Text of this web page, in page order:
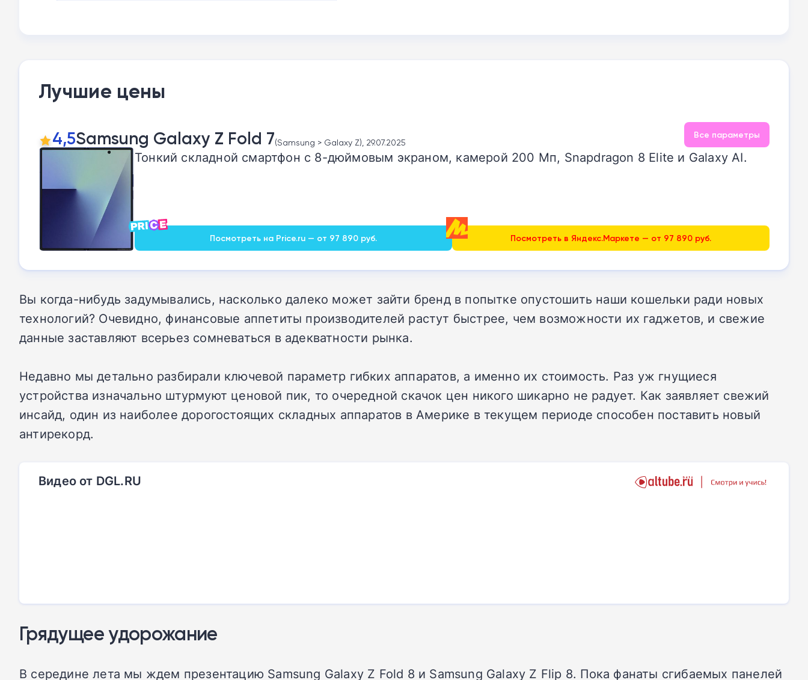
Лучшие цены
4,5Samsung Galaxy Z Fold 7(Samsung > Galaxy Z), 29.07.2025
Все параметры
Тонкий складной смартфон с 8-дюймовым экраном, камерой 200 Мп, Snapdragon 8 Elite и Galaxy AI.
Посмотреть на Price.ru — от 97 890 руб. Посмотреть в Яндекс.Маркете — от 97 890 руб.
Вы когда-нибудь задумывались, насколько далеко может зайти бренд в попытке опустошить наши кошельки ради новых
технологий? Очевидно, финансовые аппетиты производителей растут быстрее, чем возможности их гаджетов, и свежие
данные заставляют всерьез сомневаться в адекватности рынка.
Недавно мы детально разбирали ключевой параметр гибких аппаратов, а именно их стоимость. Раз уж гнущиеся
устройства изначально штурмуют ценовой пик, то очередной скачок цен никого шикарно не радует. Как заявляет свежий
инсайд, один из наиболее дорогостоящих складных аппаратов в Америке в текущем периоде способен поставить новый
антирекорд.
Видео от DGL.RU
Грядущее удорожание
В середине лета мы ждем презентацию Samsung Galaxy Z Fold 8 и Samsung Galaxy Z Flip 8. Пока фанаты сгибаемых панелей